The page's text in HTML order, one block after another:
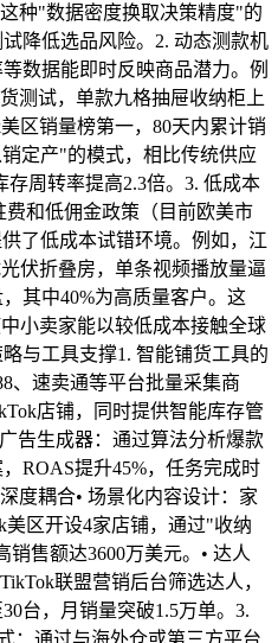
种"数据密度换取决策精度"的
降低选品风险。2. 动态测款机
数据能即时反映商品潜力。例
测试，单款九格抽屉收纳柜上
区销量榜第一，80天内累计销
定产"的模式，相比传统供应
周转率提高2.3倍。3. 低成本
费和低佣金政策（目前欧美市
了低成本试错环境。例如，江
伏折叠房，单条视频播放量逼
其中40%为高质量客户。这
小卖家能以较低成本接触全球
与工具支撑1. 智能铺货工具的
、速卖通等平台批量采集商
店铺，同时提供智能库存管
告生成器：通过算法分析爆款
ROAS提升45%，任务完成时
度耦合• 场景化内容设计：家
美区开设4家店铺，通过"收纳
售额达3600万美元。• 达人
联盟营销后台筛选达人，
台，月销量突破1.5万单。3.
：通过与海外仓或第三方平台